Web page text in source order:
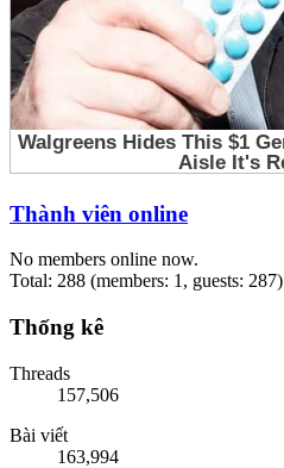
Thành viên online
No members online now.
Total: 288 (members: 1, guests: 287)
Thống kê
Threads
157,506
Bài viết
163,994